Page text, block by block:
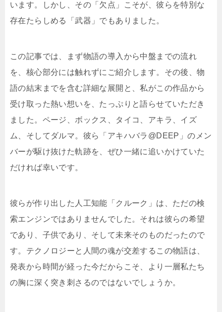
います。しかし、その「欠点」こそが、彼らを特別な
存在たらしめる「武器」でもありました。
この記事では、まず物語の導入から中盤までの流れ
を、核心部分には触れずにご紹介します。その後、物
語の結末までを含む詳細な展開と、私がこの作品から
受け取った熱い想いを、たっぷりと語らせていただき
ました。ページ、ボックス、タイコ、アキラ、イズ
ム、そしてダルマ。彼ら「アキハバラ@DEEP」のメン
バーが駆け抜けた軌跡を、ぜひ一緒に追いかけていた
だければ幸いです。
彼らが作り出した人工知能「クルーク」は、ただの検
索エンジンではありませんでした。それは彼らの希望
であり、子供であり、そして未来そのものだったので
す。テクノロジーと人間の魂が交差するこの物語は、
発表から時間が経った今だからこそ、より一層私たち
の胸に深く突き刺さるのではないでしょうか。